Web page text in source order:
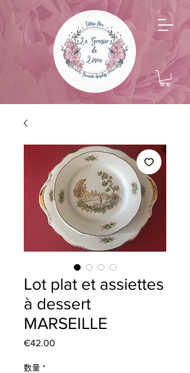
Lot plat et assiettes
à dessert
MARSEILLE
€42.00
数量 *